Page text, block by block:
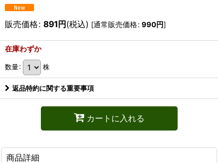
販売価格: 891円(税込) [通常販売価格: 990円]
在庫わずか
数量: 株
返品特約に関する重要事項
カートに入れる
商品詳細